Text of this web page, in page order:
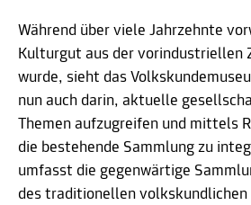
Während über viele Jahrzehnte
Kulturgut aus der vorindustriellen
wurde, sieht das
nun auch darin, aktuelle
Themen aufzugreifen und mittels
die bestehende Sammlung zu
umfasst die gegenwärtige
des traditionellen volkskundlichen